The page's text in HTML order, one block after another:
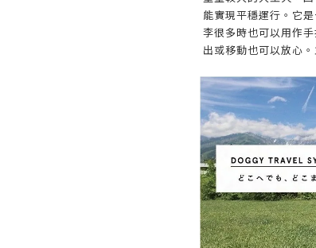
能實現平穩運行。它
李很多時也可以用作
出或移動也可以放心